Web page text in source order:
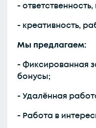
-
- креативность,
Мы предлагаем:
- Фиксированная
бонусы;
- Удалённая
- Работа в